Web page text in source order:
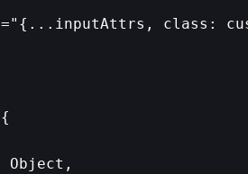
class:
Object,